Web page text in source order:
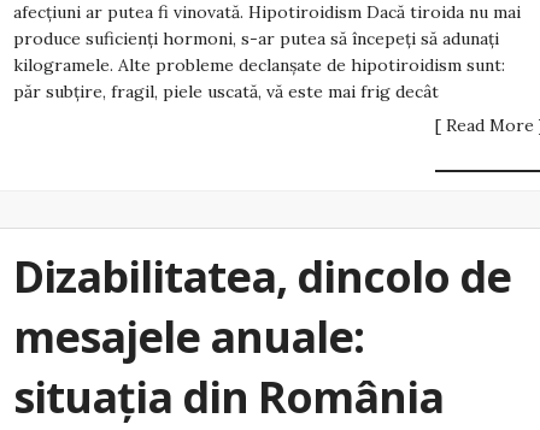
afecțiuni ar putea fi vinovată. Hipotiroidism Dacă tiroida nu mai
produce suficienți hormoni, s-ar putea să începeți să adunați
kilogramele. Alte probleme declanșate de hipotiroidism sunt:
păr subțire, fragil, piele uscată, vă este mai frig decât
[ Read More
Dizabilitatea, dincolo de
mesajele anuale:
situația din România